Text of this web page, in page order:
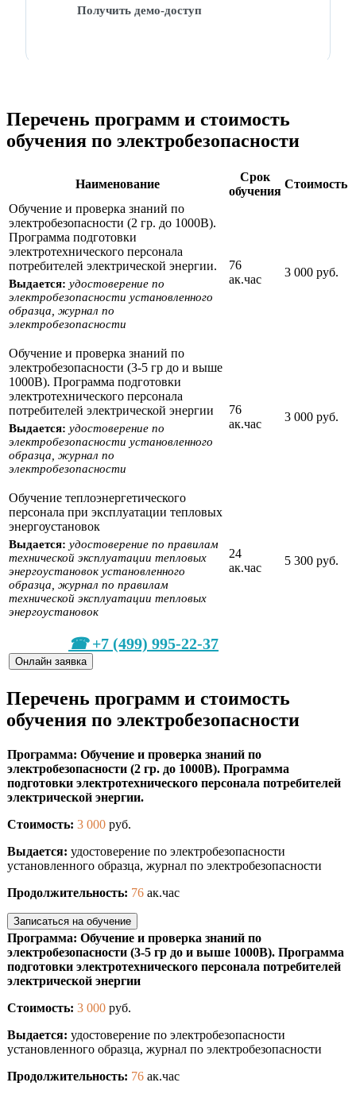
Получить демо-доступ
Перечень программ и стоимость
обучения по электробезопасности
Наименование
Срок
обучения
Стоимость
Обучение и проверка знаний по
электробезопасности (2 гр. до 1000В).
Программа подготовки
электротехнического персонала
потребителей электрической энергии.
Выдается: удостоверение по
электробезопасности установленного
образца, журнал по
электробезопасности
76
ак.час
3 000 руб.
Обучение и проверка знаний по
электробезопасности (3-5 гр до и выше
1000В). Программа подготовки
электротехнического персонала
потребителей электрической энергии
Выдается: удостоверение по
электробезопасности установленного
образца, журнал по
электробезопасности
76
ак.час
3 000 руб.
Обучение теплоэнергетического
персонала при эксплуатации тепловых
энергоустановок
Выдается: удостоверение по правилам
технической эксплуатации тепловых
энергоустановок установленного
образца, журнал по правилам
технической эксплуатации тепловых
энергоустановок
24
ак.час
5 300 руб.
+7 (499) 995-22-37
Онлайн заявка
Перечень программ и стоимость
обучения по электробезопасности
Программа: Обучение и проверка знаний по
электробезопасности (2 гр. до 1000В). Программа
подготовки электротехнического персонала потребителей
электрической энергии.
Стоимость: 3 000 руб.
Выдается: удостоверение по электробезопасности
установленного образца, журнал по электробезопасности
Продолжительность: 76 ак.час
Записаться на обучение
Программа: Обучение и проверка знаний по
электробезопасности (3-5 гр до и выше 1000В). Программа
подготовки электротехнического персонала потребителей
электрической энергии
Стоимость: 3 000 руб.
Выдается: удостоверение по электробезопасности
установленного образца, журнал по электробезопасности
Продолжительность: 76 ак.час